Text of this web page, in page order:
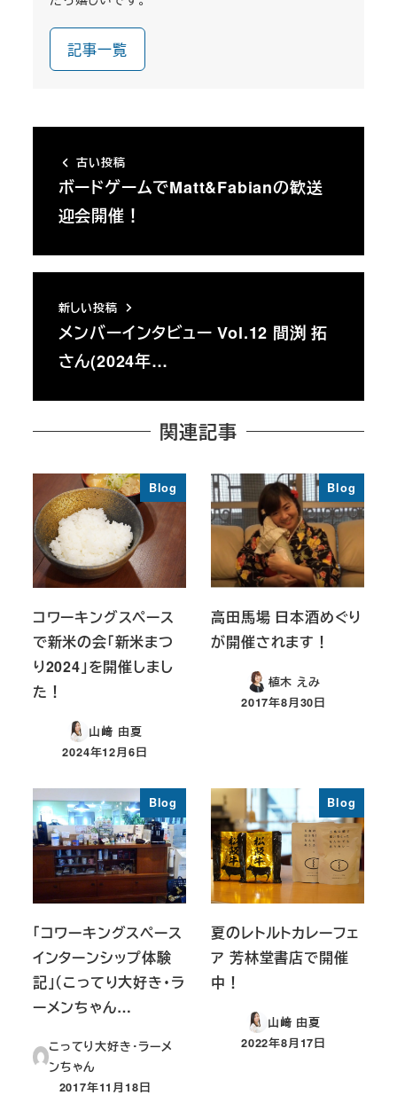
記事一覧
古い投稿
ボードゲームでMatt&Fabianの歓送
迎会開催！
新しい投稿
メンバーインタビュー Vol.12 間渕 拓
さん(2024年…
関連記事
Blog
コワーキングスペース
で新米の会「新米まつ
り2024」を開催しまし
た！
山﨑 由夏
投稿日
2024年12月6日
Blog
高田馬場 日本酒めぐり
が開催されます！
植木 えみ
投稿日
2017年8月30日
Blog
「コワーキングスペース
インターンシップ体験
記」（こってり大好き・ラ
ーメンちゃん…
こってり大好き・ラーメ
ンちゃん
投稿日
2017年11月18日
Blog
夏のレトルトカレーフェ
ア 芳林堂書店で開催
中！
山﨑 由夏
投稿日
2022年8月17日